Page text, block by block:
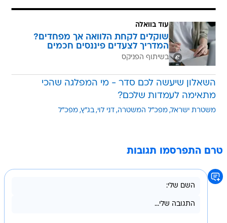
עוד בוואלה
שוקלים לקחת הלוואה אך מפחדים?
המדריך לצעדים פיננסים חכמים
בשיתוף הפניקס
השאלון שיעשה לכם סדר - מי המפלגה שהכי
מתאימה לעמדות שלכם?
משטרת ישראל מפכ"ל המשטרה דני לוי בג"ץ מפכ"ל
טרם התפרסמו תגובות